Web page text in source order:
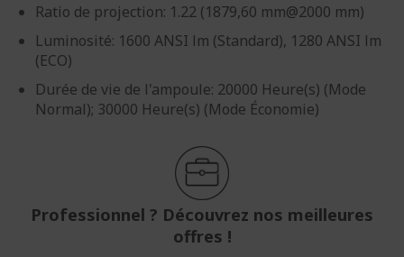
Ratio de projection: 1.22 (1879,60 mm@2000 mm)
Luminosité: 1600 ANSI lm (Standard), 1280 ANSI lm
(ECO)
Durée de vie de l'ampoule: 20000 Heure(s) (Mode
Normal); 30000 Heure(s) (Mode Économie)
Professionnel ? Découvrez nos meilleures
offres !